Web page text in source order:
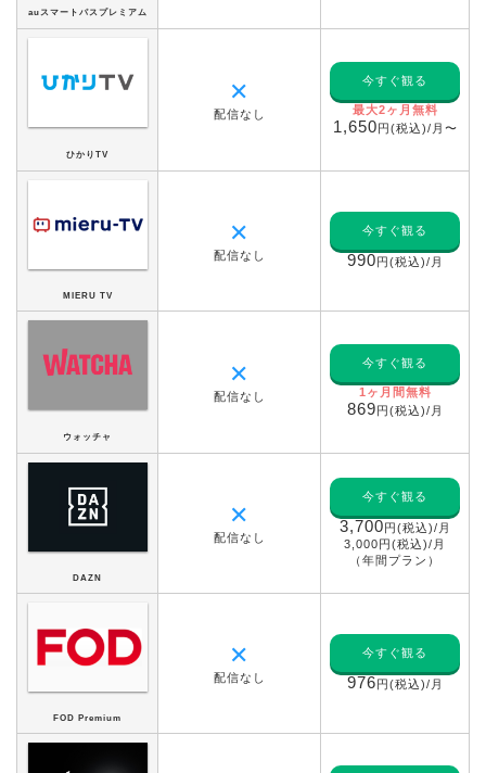
auスマートパスプレミアム
ひかりTV
✕
配信なし
今すぐ観る
最大2ヶ月無料
1,650円(税込)/月〜
MIERU TV
✕
配信なし
今すぐ観る
990円(税込)/月
ウォッチャ
✕
配信なし
今すぐ観る
1ヶ月間無料
869円(税込)/月
DAZN
✕
配信なし
今すぐ観る
3,700円(税込)/月
3,000円(税込)/月
（年間プラン）
FOD Premium
✕
配信なし
今すぐ観る
976円(税込)/月